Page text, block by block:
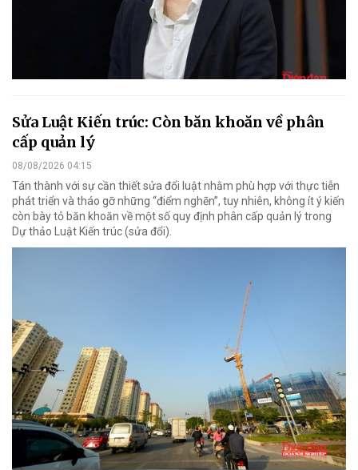
Sửa Luật Kiến trúc: Còn băn khoăn về phân
cấp quản lý
08/08/2026 04:15
Tán thành với sự cần thiết sửa đổi luật nhằm phù hợp với thực tiễn
phát triển và tháo gỡ những “điểm nghẽn”, tuy nhiên, không ít ý kiến
còn bày tỏ băn khoăn về một số quy định phân cấp quản lý trong
Dự thảo Luật Kiến trúc (sửa đổi).